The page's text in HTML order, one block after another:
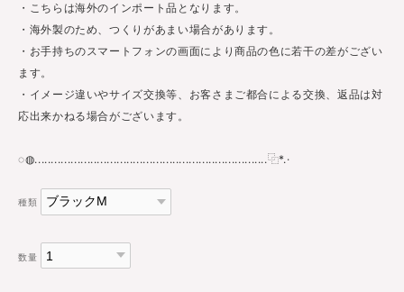
・こちらは海外のインポート品となります。
・海外製のため、つくりがあまい場合があります。
・お手持ちのスマートフォンの画面により商品の色に若干の差がござい
ます。
・イメージ違いやサイズ交換等、お客さまご都合による交換、返品は対
応出来かねる場合がございます。
◌◍.......................................................................⿻*.·
種類
数量